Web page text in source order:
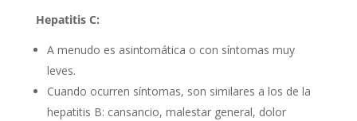
Hepatitis C:
A menudo es asintomática o con síntomas muy
leves.
Cuando ocurren síntomas, son similares a los de la
hepatitis B: cansancio, malestar general, dolor